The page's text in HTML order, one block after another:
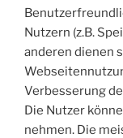
Nutzern (z.B.
anderen dienen
Verbesserung
Die Nutzer
nehmen. Die